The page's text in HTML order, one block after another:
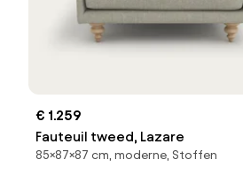
€ 1.259
Fauteuil tweed, Lazare
85×87×87 cm, moderne, Stoffen